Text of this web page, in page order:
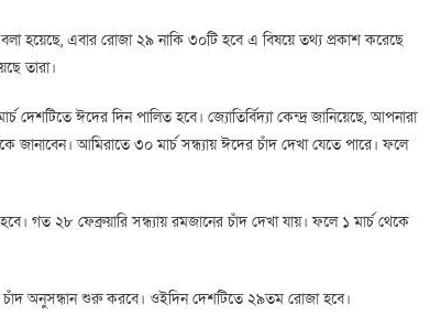
হয়েছে, এবার রোজা ২৯ নাকি ৩০টি হবে এ বিষয়ে তথ্য প্রকাশ করেছে
তারা।
দেশটিতে ঈদের দিন পালিত হবে। জ্যোতির্বিদ্যা কেন্দ্র জানিয়েছে, আপনারা
জানাবেন। আমিরাতে ৩০ মার্চ সন্ধ্যায় ঈদের চাঁদ দেখা যেতে পারে। ফলে
গত ২৮ ফেব্রুয়ারি সন্ধ্যায় রমজানের চাঁদ দেখা যায়। ফলে ১ মার্চ থেকে
চাঁদ অনুসন্ধান শুরু করবে। ওইদিন দেশটিতে ২৯তম রোজা হবে।